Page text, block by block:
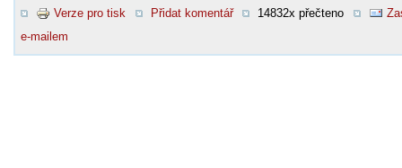
Verze pro tisk Přidat komentář 14832x přečteno
e-mailem